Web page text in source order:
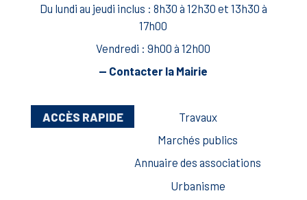
Du lundi au jeudi inclus : 8h30 à 12h30 et 13h30 à
17h00
Vendredi : 9h00 à 12h00
— Contacter la Mairie
ACCÈS RAPIDE
Travaux
Marchés publics
Annuaire des associations
Urbanisme